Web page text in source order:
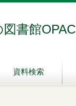
書館OPAC
資料検索